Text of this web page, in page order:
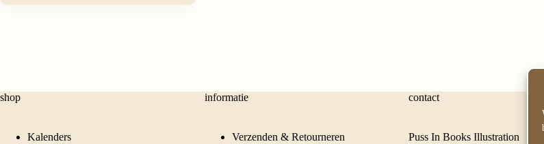
shop
Kalenders
informatie
Verzenden & Retourneren
contact
Puss In Books Illustration